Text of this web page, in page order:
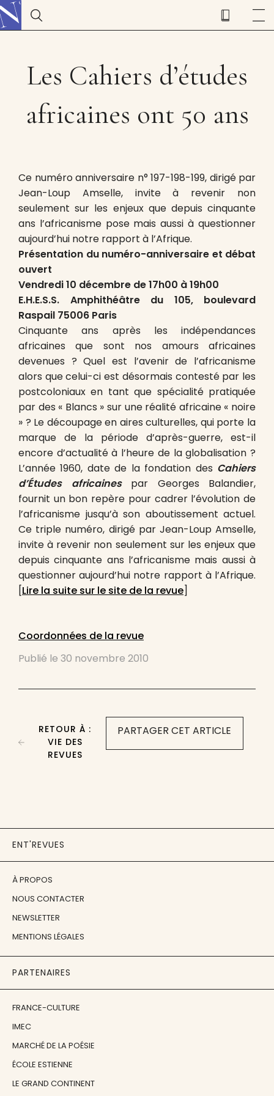
Les Cahiers d’études
africaines ont 50 ans
Ce numéro anniversaire n° 197-198-199, dirigé par
Jean-Loup Amselle, invite à revenir non
seulement sur les enjeux que depuis cinquante
ans l’africanisme pose mais aussi à questionner
aujourd’hui notre rapport à l’Afrique.
Présentation du numéro-anniversaire et débat
ouvert
Vendredi 10 décembre de 17h00 à 19h00
E.H.E.S.S. Amphithéâtre du 105, boulevard
Raspail 75006 Paris
Cinquante ans après les indépendances
africaines que sont nos amours africaines
devenues ? Quel est l’avenir de l’africanisme
alors que celui-ci est désormais contesté par les
postcoloniaux en tant que spécialité pratiquée
par des « Blancs » sur une réalité africaine « noire
» ? Le découpage en aires culturelles, qui porte la
marque de la période d’après-guerre, est-il
encore d’actualité à l’heure de la globalisation ?
L’année 1960, date de la fondation des Cahiers
d’Études africainespar Georges Balandier,
fournit un bon repère pour cadrer l’évolution de
l’africanisme jusqu’à son aboutissement actuel.
Ce triple numéro, dirigé par Jean-Loup Amselle,
invite à revenir non seulement sur les enjeux que
depuis cinquante ans l’africanisme mais aussi à
questionner aujourd’hui notre rapport à l’Afrique.
[Lire la suite sur le site de la revue]
Coordonnées de la revue
Publié le 30 novembre 2010
PARTAGER CET ARTICLE
RETOUR À :
VIE DES
REVUES
ENT'REVUES
À PROPOS
NOUS CONTACTER
NEWSLETTER
MENTIONS LÉGALES
PARTENAIRES
FRANCE-CULTURE
IMEC
MARCHÉ DE LA POÉSIE
ÉCOLE ESTIENNE
LE GRAND CONTINENT